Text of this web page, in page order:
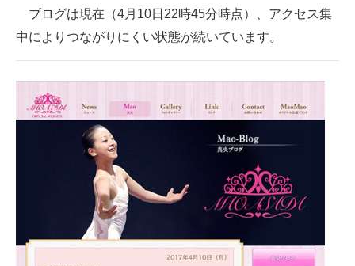
経営リーダーのコミュニティ
ITエンジニア向け専門サイト
企業向けIT製品の総合サイト
IT製品の技術・比較・事例
製造業のIT導入・活用を支援
モノづくり技術者専門サイト
ブログは現在（4月10日22時45分時点）、アクセス集
中によりつながりにくい状態が続いています。